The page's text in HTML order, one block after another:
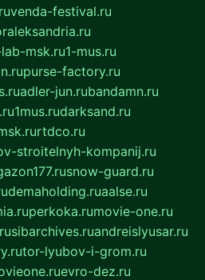
venda-festival.ru
msk.ru1-mus.ru
purse-factory.ru
adler-jun.rubandamn.ru
1mus.rudarksand.ru
rtdco.ru
stroitelnyh-kompanij.ru
snow-guard.ru
demaholding.ruaalse.ru
perkoka.rumovie-one.ru
sibarchives.ruandreislyusar.ru
tor-lyubov-i-grom.ru
evro-dez.ru